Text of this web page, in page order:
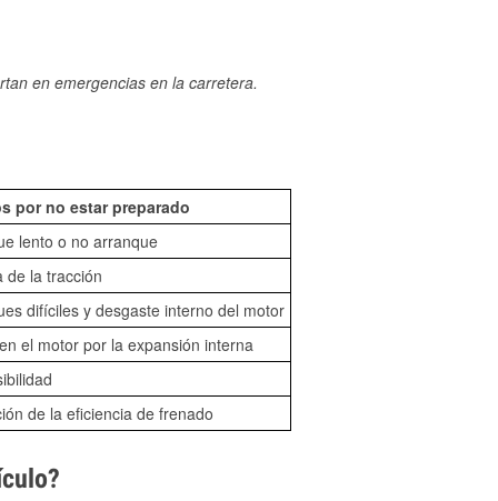
en emergencias en la carretera.
por no estar preparado
lento o no arranque
de la tracción
difíciles y desgaste interno del motor
el motor por la expansión interna
de la eficiencia de frenado